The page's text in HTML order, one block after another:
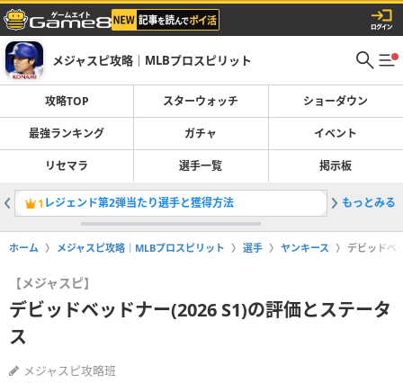
メジャスピ攻略｜MLBプロスピリット
攻略TOP スターウォッチ ショーダウン
最強ランキング ガチャ イベント
リセマラ 選手一覧 掲示板
1 レジェンド第2弾当たり選手と獲得方法 2最強選
もっとみる
ホーム メジャスピ攻略｜MLBプロスピリット 選手 ヤンキース デビッドベ
【メジャスピ】
デビッドベッドナー(2026 S1)の評価とステータ
ス
メジャスピ攻略班